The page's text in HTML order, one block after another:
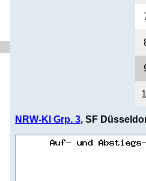
NRW-Kl Grp. 3, SF